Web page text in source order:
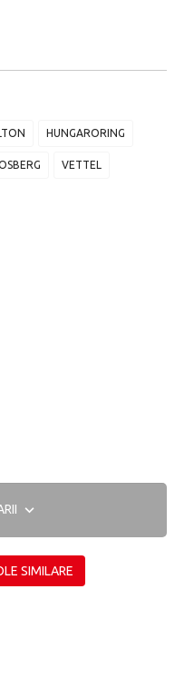
HUNGARORING
VETTEL
SIMILARE